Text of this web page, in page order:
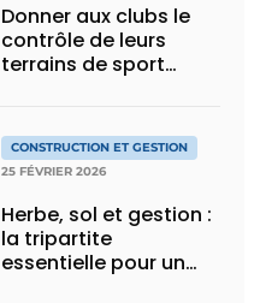
Donner aux clubs le
contrôle de leurs
terrains de sport
CONSTRUCTION ET GESTION
25 FÉVRIER 2026
Herbe, sol et gestion :
la tripartite
essentielle pour un